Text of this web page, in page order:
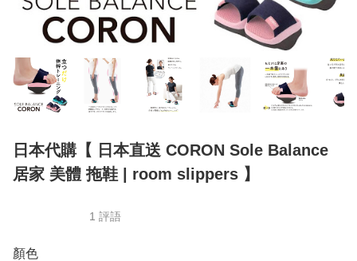
日本代購【 日本直送 CORON Sole Balance
居家 美體 拖鞋 | room slippers 】
1 評語
顏色